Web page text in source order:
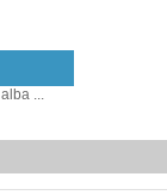
...